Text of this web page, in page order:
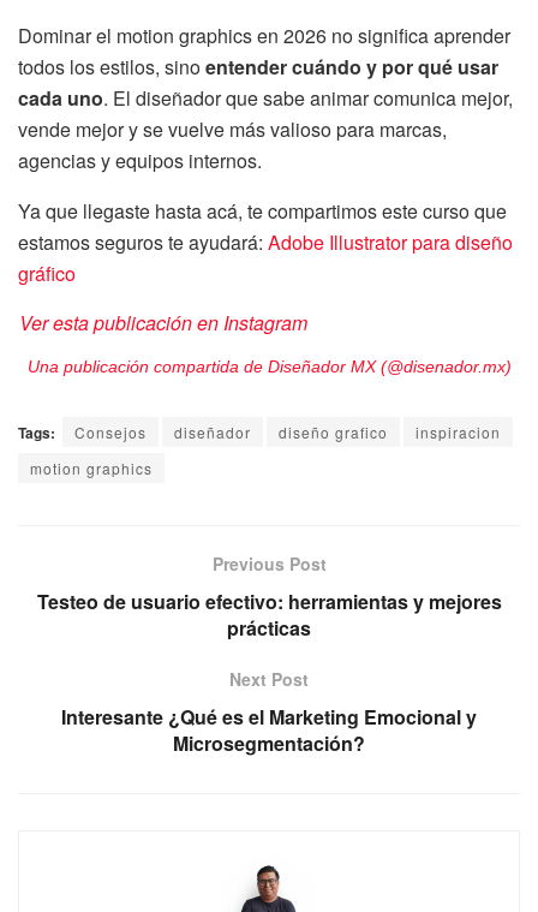
Dominar el motion graphics en 2026 no significa aprender
todos los estilos, sinoentender cuándo y por qué usar
cada uno. El diseñador que sabe animar comunica mejor,
vende mejor y se vuelve más valioso para marcas,
agencias y equipos internos.
Ya que llegaste hasta acá, te compartimos este curso que
estamos seguros te ayudará: Adobe Illustrator para diseño
gráfico
Ver esta publicación en Instagram
Una publicación compartida de Diseñador MX (@disenador.mx)
Tags: Consejos diseñador diseño grafico
inspiracion
motion graphics
Previous Post
Testeo de usuario efectivo: herramientas y mejores
prácticas
Next Post
Interesante ¿Qué es el Marketing Emocional y
Microsegmentación?